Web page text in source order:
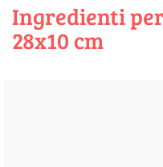
Ingredienti
28x10 cm